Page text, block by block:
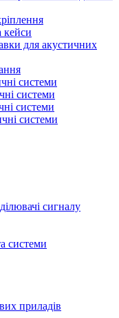
кейси
для акустичних
системи
системи
системи
системи
сигналу
системи
приладів